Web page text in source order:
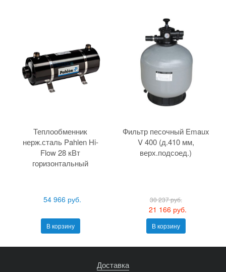
Теплообменник
нерж.сталь Pahlen Hi-
Flow 28 кВт
горизонтальный
54 966 руб.
В корзину
Фильтр песочный Emaux
V 400 (д.410 мм,
верх.подсоед.)
30 237 руб.
21 166 руб.
В корзину
Доставка